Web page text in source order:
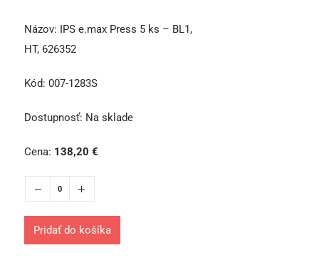
Názov:
IPS e.max Press 5 ks – BL1,
HT, 626352
Kód: 007-1283S
Dostupnosť: Na sklade
Cena: 138,20 €
Pridať do košíka